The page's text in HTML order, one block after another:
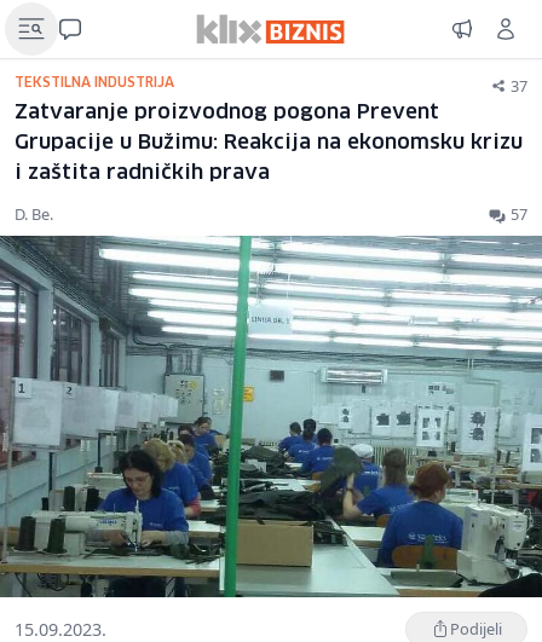
TEKSTILNA INDUSTRIJA 37
Zatvaranje proizvodnog pogona Prevent
Grupacije u Bužimu: Reakcija na ekonomsku krizu
i zaštita radničkih prava
D. Be. 57
15.09.2023. Podijeli